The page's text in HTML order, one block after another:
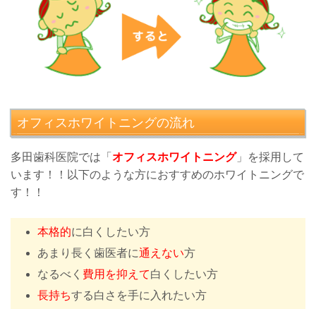
オフィスホワイトニングの流れ
多田歯科医院では「 オフィスホワイトニング」を採用して
います！！以下のような方におすすめのホワイトニングで
す！！
本格的に白くしたい方
あまり長く歯医者に通えない方
なるべく 費用を抑えて白くしたい方
長持ちする白さを手に入れたい方